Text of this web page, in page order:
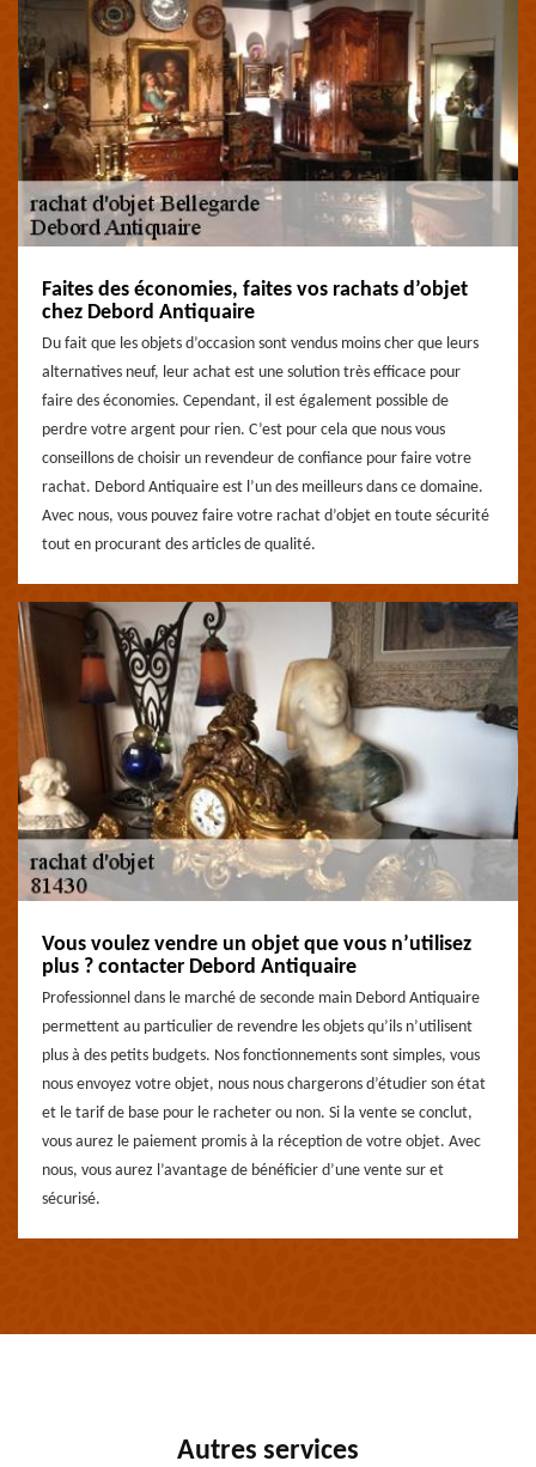
Faites des économies, faites vos rachats d’objet
chez Debord Antiquaire
Du fait que les objets d’occasion sont vendus moins cher que leurs
alternatives neuf, leur achat est une solution très efficace pour
faire des économies. Cependant, il est également possible de
perdre votre argent pour rien. C’est pour cela que nous vous
conseillons de choisir un revendeur de confiance pour faire votre
rachat. Debord Antiquaire est l’un des meilleurs dans ce domaine.
Avec nous, vous pouvez faire votre rachat d’objet en toute sécurité
tout en procurant des articles de qualité.
Vous voulez vendre un objet que vous n’utilisez
plus ? contacter Debord Antiquaire
Professionnel dans le marché de seconde main Debord Antiquaire
permettent au particulier de revendre les objets qu’ils n’utilisent
plus à des petits budgets. Nos fonctionnements sont simples, vous
nous envoyez votre objet, nous nous chargerons d’étudier son état
et le tarif de base pour le racheter ou non. Si la vente se conclut,
vous aurez le paiement promis à la réception de votre objet. Avec
nous, vous aurez l’avantage de bénéficier d’une vente sur et
sécurisé.
Autres services